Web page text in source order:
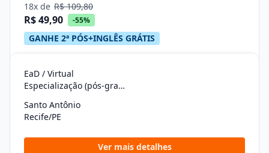
18x de R$ 109,80
R$ 49,90 -55%
GANHE 2ª PÓS+INGLÊS GRÁTIS
EaD / Virtual
Especialização (pós-graduação)
Santo Antônio
Recife/PE
Ver mais detalhes